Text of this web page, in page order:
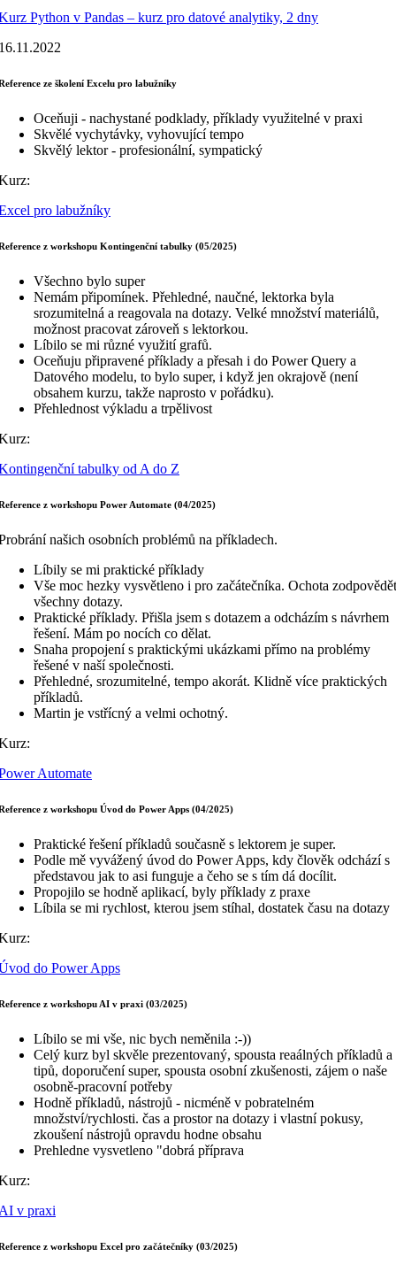
Python v Pandas – kurz pro datové analytiky, 2 dny
ze školení Excelu pro labužníky
Oceňuji - nachystané podklady, příklady využitelné v praxi
Skvělé vychytávky, vyhovující tempo
Skvělý lektor - profesionální, sympatický
pro labužníky
z workshopu Kontingenční tabulky (05/2025)
Všechno bylo super
Nemám připomínek. Přehledné, naučné, lektorka byla
srozumitelná a reagovala na dotazy. Velké množství materiálů,
možnost pracovat zároveň s lektorkou.
Líbilo se mi různé využití grafů.
Oceňuju připravené příklady a přesah i do Power Query a
Datového modelu, to bylo super, i když jen okrajově (není
obsahem kurzu, takže naprosto v pořádku).
Přehlednost výkladu a trpělivost
tabulky od A do Z
z workshopu Power Automate (04/2025)
našich osobních problémů na příkladech.
Líbily se mi praktické příklady
Vše moc hezky vysvětleno i pro začátečníka. Ochota zodpovědět
všechny dotazy.
Praktické příklady. Přišla jsem s dotazem a odcházím s návrhem
řešení. Mám po nocích co dělat.
Snaha propojení s praktickými ukázkami přímo na problémy
řešené v naší společnosti.
Přehledné, srozumitelné, tempo akorát. Klidně více praktických
příkladů.
Martin je vstřícný a velmi ochotný.
Automate
z workshopu Úvod do Power Apps (04/2025)
Praktické řešení příkladů současně s lektorem je super.
Podle mě vyvážený úvod do Power Apps, kdy člověk odchází s
představou jak to asi funguje a čeho se s tím dá docílit.
Propojilo se hodně aplikací, byly příklady z praxe
Líbila se mi rychlost, kterou jsem stíhal, dostatek času na dotazy
do Power Apps
z workshopu AI v praxi (03/2025)
Líbilo se mi vše, nic bych neměnila :-))
Celý kurz byl skvěle prezentovaný, spousta reaálných příkladů a
tipů, doporučení super, spousta osobní zkušenosti, zájem o naše
osobně-pracovní potřeby
Hodně příkladů, nástrojů - nicméně v pobratelném
množství/rychlosti. čas a prostor na dotazy i vlastní pokusy,
zkoušení nástrojů opravdu hodne obsahu
Prehledne vysvetleno "dobrá příprava
v praxi
z workshopu Excel pro začátečníky (03/2025)